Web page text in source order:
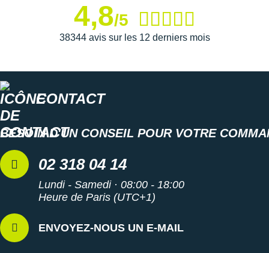
4,8/5
38344 avis sur les 12 derniers mois
CONTACT
BESOIN D'UN CONSEIL POUR VOTRE
02 318 04 14
Lundi - Samedi · 08:00 - 18:00
Heure de Paris (UTC+1)
ENVOYEZ-NOUS UN E-MAIL